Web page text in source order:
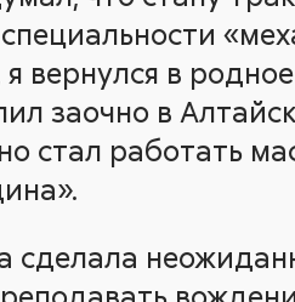
вернулся в
заочно в
стал работать
сделала